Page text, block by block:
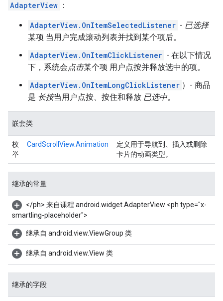
AdapterView ：
AdapterView.OnItemSelectedListener - 已选择
某项 当用户完成滚动列表并找到某个项后。
AdapterView.OnItemClickListener - 在以下情况
下，系统会点击某个项 用户点按并释放选中的项。
AdapterView.OnItemLongClickListener ）- 商品
是 长按当用户点按、按住和释放 已选中。
嵌套类
枚
举
CardScrollView.Animation
定义用于导航到、插入或删除
卡片的动画类型。
继承的常量
</ph> 来自课程 android.widget.AdapterView <ph type="x-
smartling-placeholder">
继承自 android.view.ViewGroup 类
继承自 android.view.View 类
继承的字段